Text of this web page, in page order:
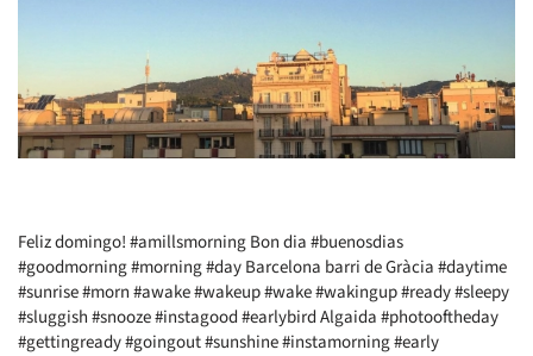
Feliz domingo! #amillsmorning Bon dia #buenosdias
#goodmorning #morning #day Barcelona barri de Gràcia #daytime
#sunrise #morn #awake #wakeup #wake #wakingup #ready #sleepy
#sluggish #snooze #instagood #earlybird Algaida #photooftheday
#gettingready #goingout #sunshine #instamorning #early